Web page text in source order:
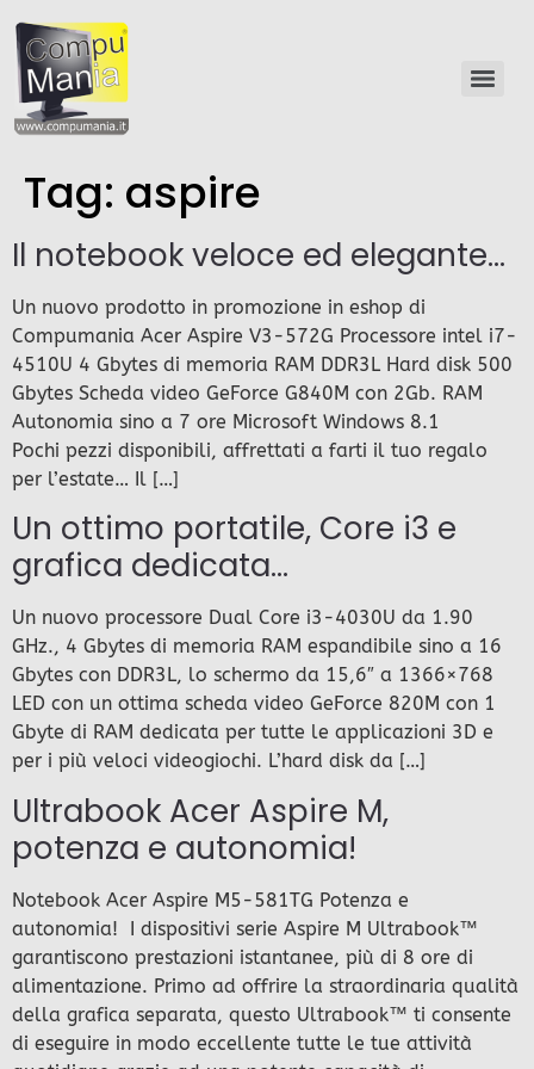
Tag: aspire
Il notebook veloce ed elegante…
Un nuovo prodotto in promozione in eshop di
Compumania Acer Aspire V3-572G Processore intel i7-
4510U 4 Gbytes di memoria RAM DDR3L Hard disk 500
Gbytes Scheda video GeForce G840M con 2Gb. RAM
Autonomia sino a 7 ore Microsoft Windows 8.1
Pochi pezzi disponibili, affrettati a farti il tuo regalo
per l’estate… Il […]
Un ottimo portatile, Core i3 e
grafica dedicata…
Un nuovo processore Dual Core i3-4030U da 1.90
GHz., 4 Gbytes di memoria RAM espandibile sino a 16
Gbytes con DDR3L, lo schermo da 15,6″ a 1366×768
LED con un ottima scheda video GeForce 820M con 1
Gbyte di RAM dedicata per tutte le applicazioni 3D e
per i più veloci videogiochi. L’hard disk da […]
Ultrabook Acer Aspire M,
potenza e autonomia!
Notebook Acer Aspire M5-581TG Potenza e
autonomia! I dispositivi serie Aspire M Ultrabook™
garantiscono prestazioni istantanee, più di 8 ore di
alimentazione. Primo ad offrire la straordinaria qualità
della grafica separata, questo Ultrabook™ ti consente
di eseguire in modo eccellente tutte le tue attività